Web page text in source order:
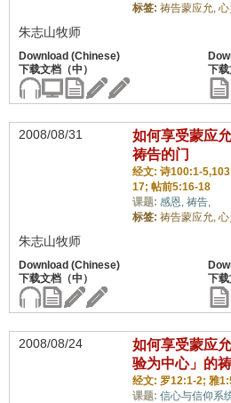
标签: 祷告蒙应允, 心
朱志山牧师
2008/08/31
如何享受蒙应
祷告的门
经文: 诗100:1-
17; 帖前5:16-18
课题: 感恩, 祷告,
标签: 祷告蒙应允, 心
朱志山牧师
2008/08/24
如何享受蒙应
验为中心」的
经文: 罗12:1-2; 雅
课题: 信心与信仰系